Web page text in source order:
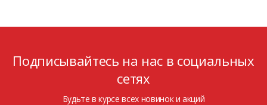
Подписывайтесь на нас в социальных
сетях
Будьте в курсе всех новинок и акций